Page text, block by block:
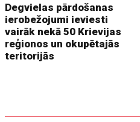
Degvielas pārdošanas
ierobežojumi ieviesti
vairāk nekā 50 Krievijas
reģionos un okupētajās
teritorijās